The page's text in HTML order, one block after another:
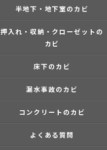
半地下・地下室のカビ
押入れ・収納・クローゼットの
カビ
床下のカビ
漏水事故のカビ
コンクリートのカビ
よくある質問